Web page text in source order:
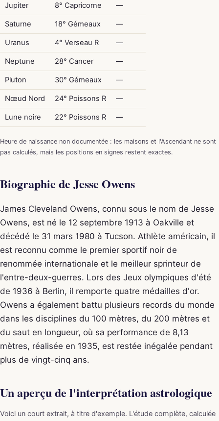
Jupiter 8° Capricorne —
Saturne 18° Gémeaux —
Uranus 4° Verseau R —
Neptune 28° Cancer —
Pluton 30° Gémeaux —
Nœud Nord 24° Poissons R —
Lune noire 22° Poissons R —
Heure de naissance non documentée : les maisons et l'Ascendant ne sont
pas calculés, mais les positions en signes restent exactes.
Biographie de Jesse Owens
James Cleveland Owens, connu sous le nom de Jesse
Owens, est né le 12 septembre 1913 à Oakville et
décédé le 31 mars 1980 à Tucson. Athlète américain, il
est reconnu comme le premier sportif noir de
renommée internationale et le meilleur sprinteur de
l'entre-deux-guerres. Lors des Jeux olympiques d'été
de 1936 à Berlin, il remporte quatre médailles d'or.
Owens a également battu plusieurs records du monde
dans les disciplines du 100 mètres, du 200 mètres et
du saut en longueur, où sa performance de 8,13
mètres, réalisée en 1935, est restée inégalée pendant
plus de vingt-cinq ans.
Un aperçu de l'interprétation astrologique
Voici un court extrait, à titre d'exemple. L'étude complète, calculée